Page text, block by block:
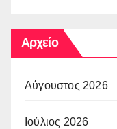
Αρχείο
Αύγουστος 2026
Ιούλιος 2026